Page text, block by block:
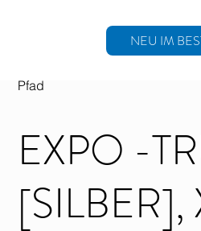
NEU IM
EXPO -
[SILBER],
Pfad